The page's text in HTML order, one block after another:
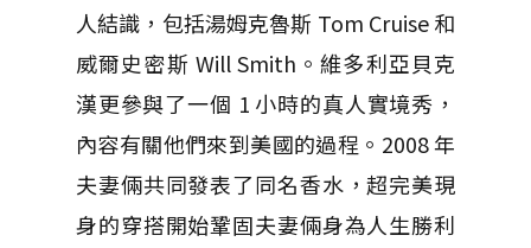
人結識，包括湯姆克魯斯 Tom Cruise 和
威爾史密斯 Will Smith。維多利亞貝克
漢更參與了一個 1 小時的真人實境秀，
內容有關他們來到美國的過程。2008 年
夫妻倆共同發表了同名香水，超完美現
身的穿搭開始鞏固夫妻倆身為人生勝利